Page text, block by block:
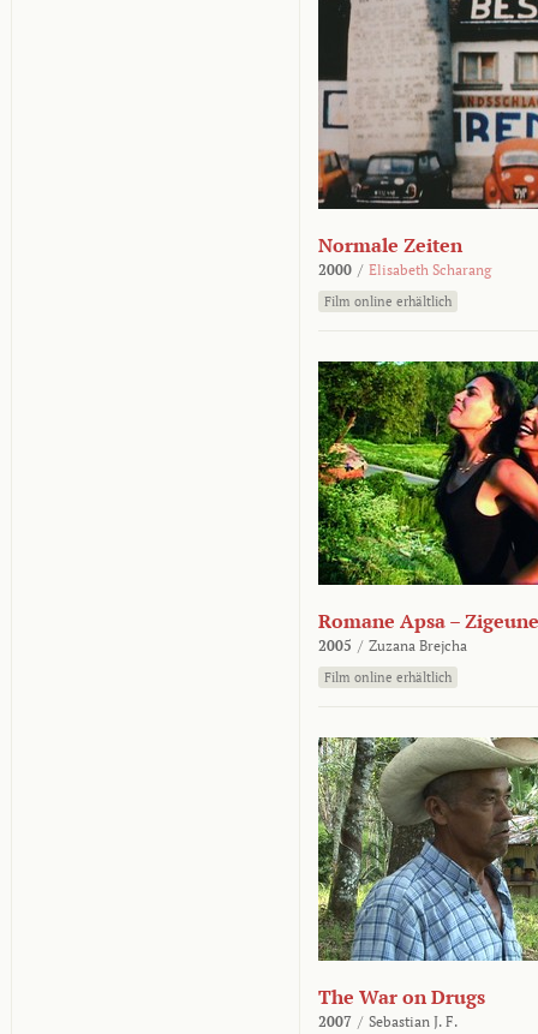
Normale Zeiten
2000 / Elisabeth Scharang
Film online erhältlich
Romane Apsa –
2005 / Zuzana Brejcha
Film online erhältlich
The War on Drugs
2007 / Sebastian J. F.